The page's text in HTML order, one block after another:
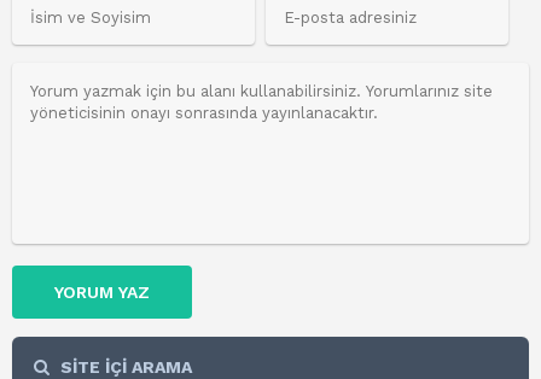
YORUM YAZ
SİTE İÇİ ARAMA